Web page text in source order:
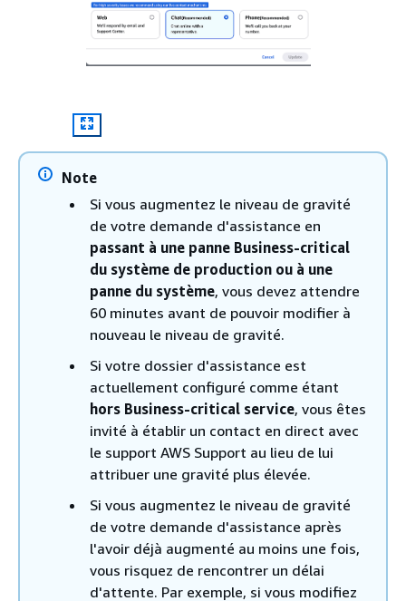
Note
Si vous augmentez le niveau de gravité
de votre demande d'assistance en
passant à une panne Business-critical
du système de production ou à une
panne du système, vous devez attendre
60 minutes avant de pouvoir modifier à
nouveau le niveau de gravité.
Si votre dossier d'assistance est
actuellement configuré comme étant
hors Business-critical service, vous êtes
invité à établir un contact en direct avec
le support AWS Support au lieu de lui
attribuer une gravité plus élevée.
Si vous augmentez le niveau de gravité
de votre demande d'assistance après
l'avoir déjà augmenté au moins une fois,
vous risquez de rencontrer un délai
d'attente. Par exemple, si vous modifiez